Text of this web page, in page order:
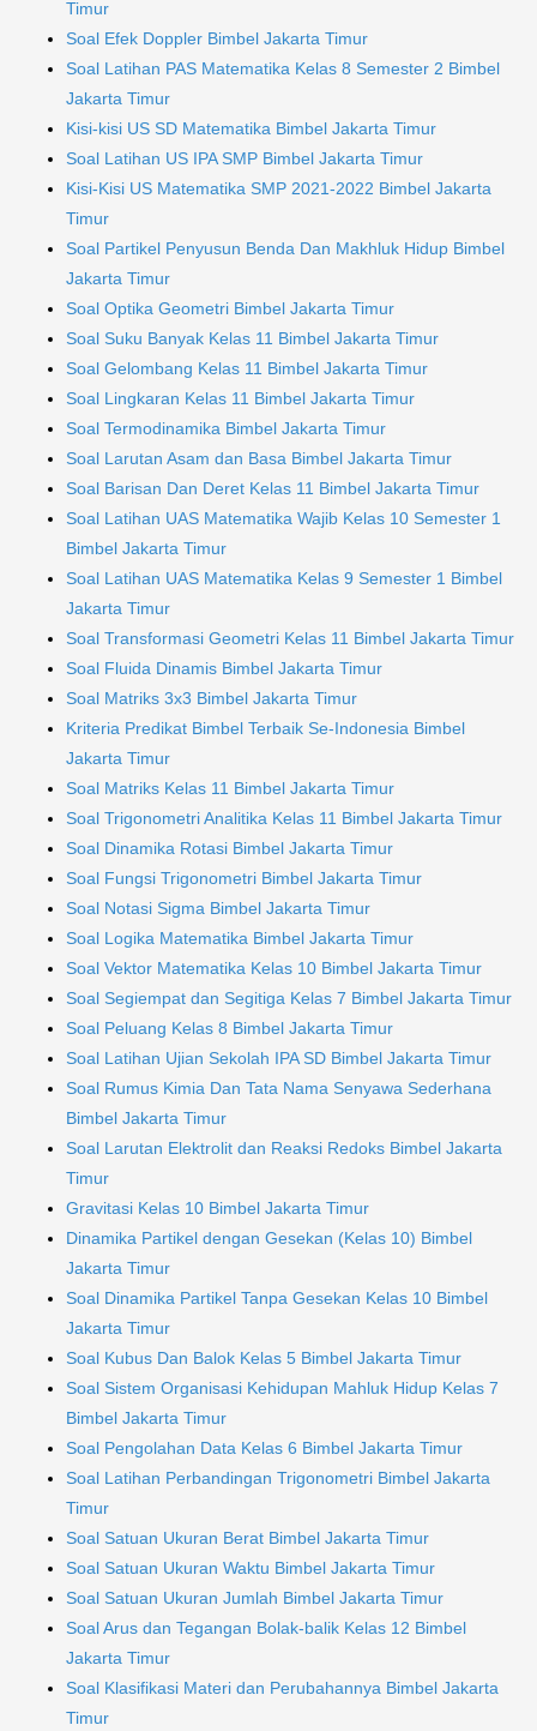
Timur
Soal Efek Doppler Bimbel Jakarta Timur
Soal Latihan PAS Matematika Kelas 8 Semester 2 Bimbel
Jakarta Timur
Kisi-kisi US SD Matematika Bimbel Jakarta Timur
Soal Latihan US IPA SMP Bimbel Jakarta Timur
Kisi-Kisi US Matematika SMP 2021-2022 Bimbel Jakarta
Timur
Soal Partikel Penyusun Benda Dan Makhluk Hidup Bimbel
Jakarta Timur
Soal Optika Geometri Bimbel Jakarta Timur
Soal Suku Banyak Kelas 11 Bimbel Jakarta Timur
Soal Gelombang Kelas 11 Bimbel Jakarta Timur
Soal Lingkaran Kelas 11 Bimbel Jakarta Timur
Soal Termodinamika Bimbel Jakarta Timur
Soal Larutan Asam dan Basa Bimbel Jakarta Timur
Soal Barisan Dan Deret Kelas 11 Bimbel Jakarta Timur
Soal Latihan UAS Matematika Wajib Kelas 10 Semester 1
Bimbel Jakarta Timur
Soal Latihan UAS Matematika Kelas 9 Semester 1 Bimbel
Jakarta Timur
Soal Transformasi Geometri Kelas 11 Bimbel Jakarta Timur
Soal Fluida Dinamis Bimbel Jakarta Timur
Soal Matriks 3x3 Bimbel Jakarta Timur
Kriteria Predikat Bimbel Terbaik Se-Indonesia Bimbel
Jakarta Timur
Soal Matriks Kelas 11 Bimbel Jakarta Timur
Soal Trigonometri Analitika Kelas 11 Bimbel Jakarta Timur
Soal Dinamika Rotasi Bimbel Jakarta Timur
Soal Fungsi Trigonometri Bimbel Jakarta Timur
Soal Notasi Sigma Bimbel Jakarta Timur
Soal Logika Matematika Bimbel Jakarta Timur
Soal Vektor Matematika Kelas 10 Bimbel Jakarta Timur
Soal Segiempat dan Segitiga Kelas 7 Bimbel Jakarta Timur
Soal Peluang Kelas 8 Bimbel Jakarta Timur
Soal Latihan Ujian Sekolah IPA SD Bimbel Jakarta Timur
Soal Rumus Kimia Dan Tata Nama Senyawa Sederhana
Bimbel Jakarta Timur
Soal Larutan Elektrolit dan Reaksi Redoks Bimbel Jakarta
Timur
Gravitasi Kelas 10 Bimbel Jakarta Timur
Dinamika Partikel dengan Gesekan (Kelas 10) Bimbel
Jakarta Timur
Soal Dinamika Partikel Tanpa Gesekan Kelas 10 Bimbel
Jakarta Timur
Soal Kubus Dan Balok Kelas 5 Bimbel Jakarta Timur
Soal Sistem Organisasi Kehidupan Mahluk Hidup Kelas 7
Bimbel Jakarta Timur
Soal Pengolahan Data Kelas 6 Bimbel Jakarta Timur
Soal Latihan Perbandingan Trigonometri Bimbel Jakarta
Timur
Soal Satuan Ukuran Berat Bimbel Jakarta Timur
Soal Satuan Ukuran Waktu Bimbel Jakarta Timur
Soal Satuan Ukuran Jumlah Bimbel Jakarta Timur
Soal Arus dan Tegangan Bolak-balik Kelas 12 Bimbel
Jakarta Timur
Soal Klasifikasi Materi dan Perubahannya Bimbel Jakarta
Timur